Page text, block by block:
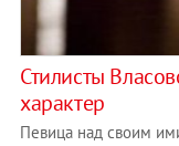
Стилисты
характер
Певица над своим